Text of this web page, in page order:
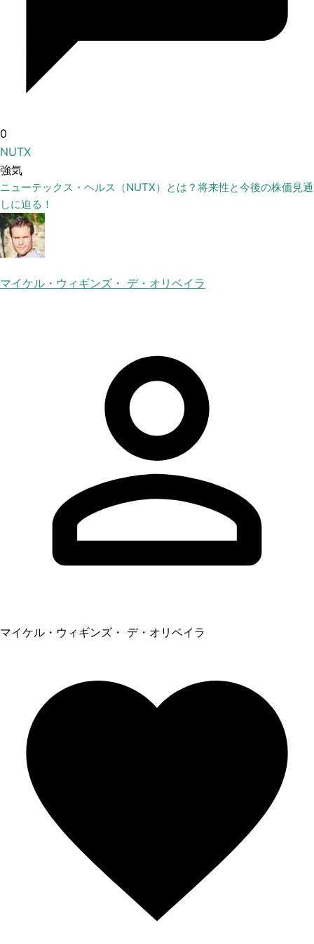
0
NUTX
強気
ニューテックス・ヘルス（NUTX）とは？将来性と今後の株価見通
しに迫る！
マイケル・ウィギンズ・ デ・オリベイラ
マイケル・ウィギンズ・ デ・オリベイラ